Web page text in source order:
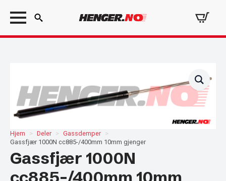
Search
Hjem Deler
Gassdemper
Gassfjær 1000N cc885-/400mm 10mm gjenger
Gassfjær 1000N